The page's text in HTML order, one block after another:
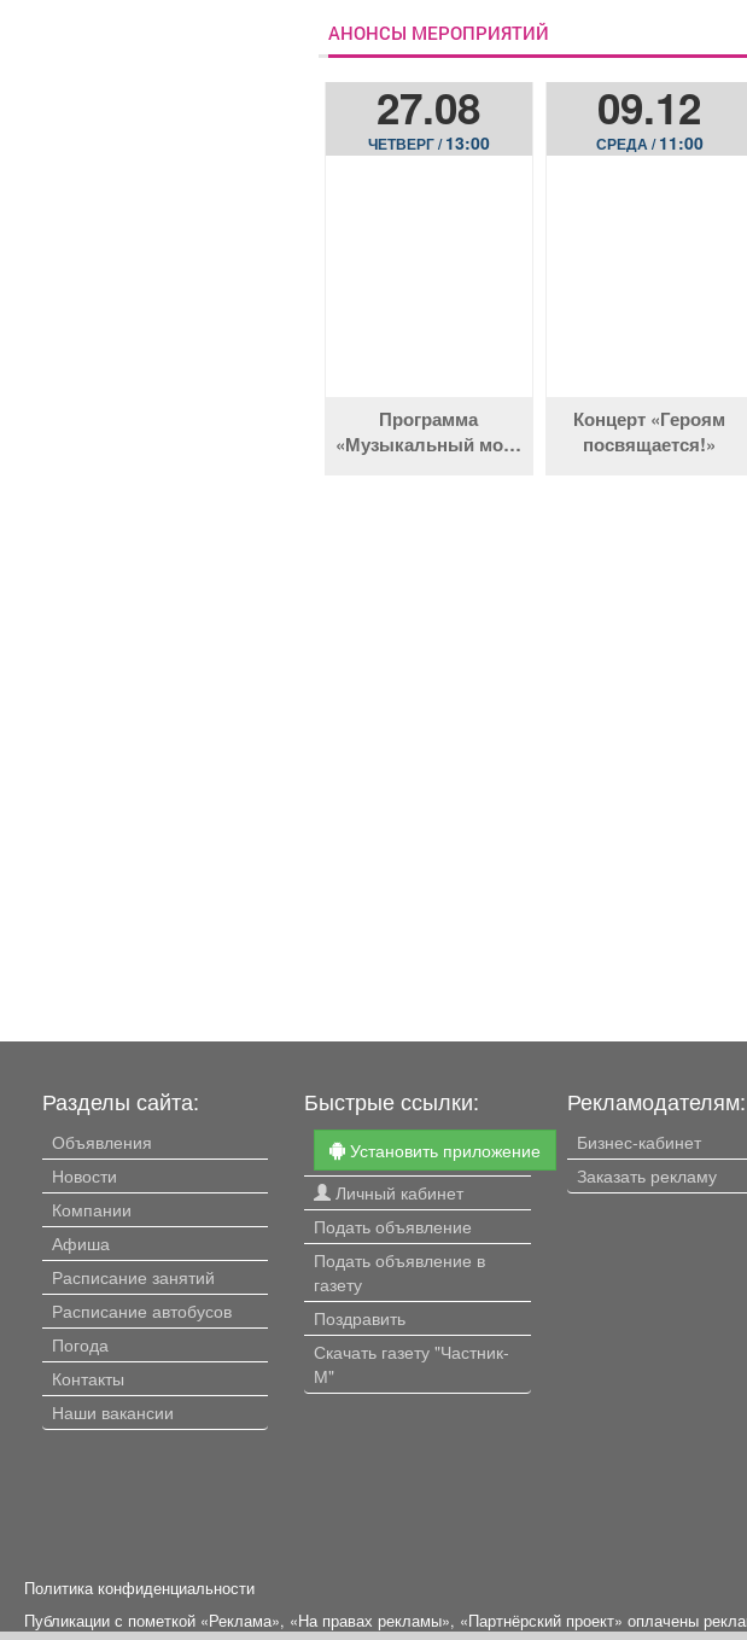
АНОНСЫ МЕРОПРИЯТИЙ
27.08
ЧЕТВЕРГ /13:00
Программа
«Музыкальный мост
09.12
СРЕДА /11:00
Концерт «Героям
посвящается!»
Разделы сайта:
Объявления
Новости
Компании
Афиша
Расписание занятий
Расписание автобусов
Погода
Контакты
Наши вакансии
Быстрые ссылки:
Установить приложение
Личный кабинет
Подать объявление
Подать объявление в
газету
Поздравить
Скачать газету "Частник-
М"
Рекламодателям:
Бизнес-кабинет
Заказать рекламу
Политика конфиденциальности
Публикации с пометкой «Реклама», «На правах рекламы», «Партнёрский проект» оплачены